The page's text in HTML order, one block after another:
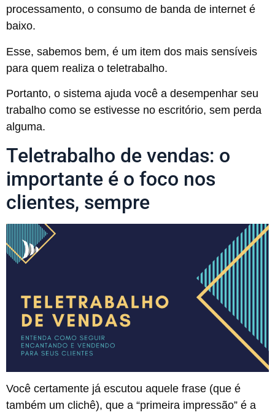
processamento, o consumo de banda de internet é
baixo.
Esse, sabemos bem, é um item dos mais sensíveis
para quem realiza o teletrabalho.
Portanto, o sistema ajuda você a desempenhar seu
trabalho como se estivesse no escritório, sem perda
alguma.
Teletrabalho de vendas: o
importante é o foco nos
clientes, sempre
Você certamente já escutou aquele frase (que é
também um clichê), que a “primeira impressão” é a